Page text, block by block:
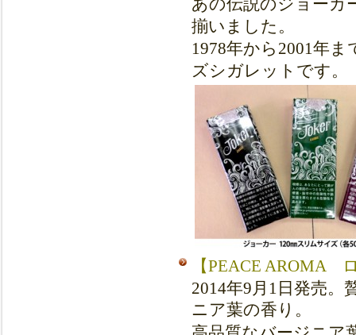
あの伝説のジョーカ
揃いました。
1978年から 2001年ま
ズシガレットです。
【PEACE AROMA
2014年9月1日発売。
ニア葉の香り。